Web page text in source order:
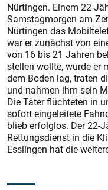
Nürtingen. Einem 22-
Samstagmorgen am
Nürtingen das
war er zunächst von
von 16 bis 21 Jahren
stellen wollte, wurde er
dem Boden lag, traten
und nahmen ihm sein
Die Täter flüchteten in
sofort eingeleitete
blieb erfolglos. Der 22-
Rettungsdienst in die
Esslingen hat die